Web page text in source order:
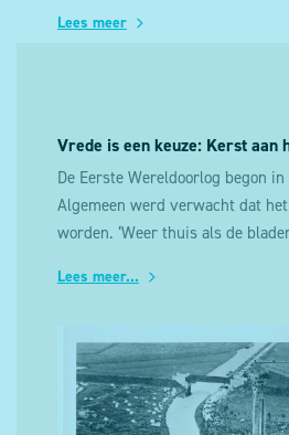
Lees meer
Vrede is een keuze: Kerst aan
De Eerste Wereldoorlog begon
Algemeen werd verwacht dat
worden. ‘Weer thuis als de
opmars van het Duitse leger was
Lees meer...